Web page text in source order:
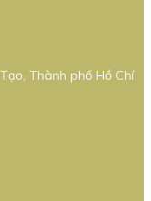
Thành phố Hồ Chí